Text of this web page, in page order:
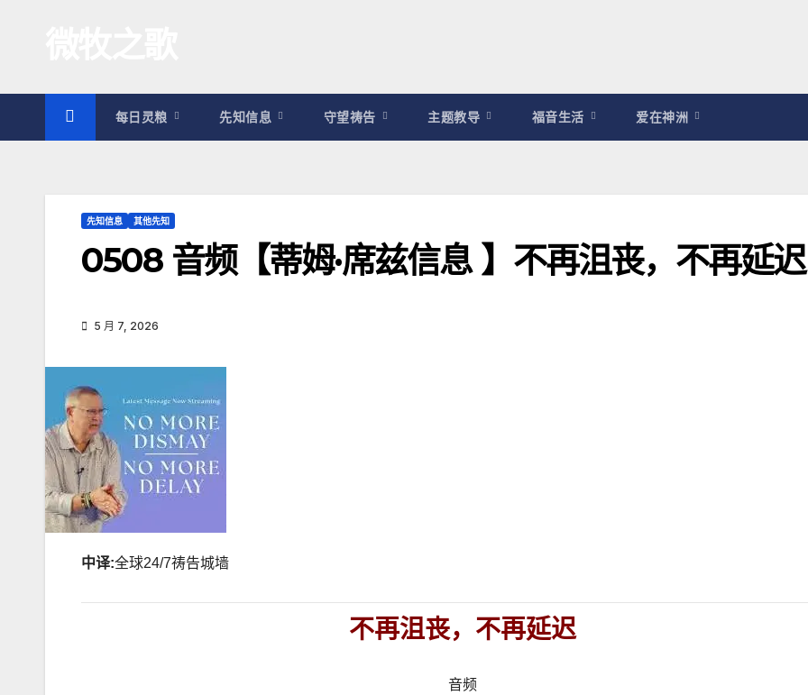
容
每日灵粮 先知信息 守望祷告 主题教导 福音生活 爱在神洲
先知信息 其他先知
0508 音频【蒂姆·席兹信息 】不再沮丧，不再延迟
5 月 7, 2026
中译:全球24/7祷告城墙
不再沮丧，不再延迟
音频